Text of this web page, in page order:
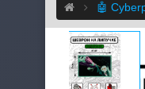
🤖